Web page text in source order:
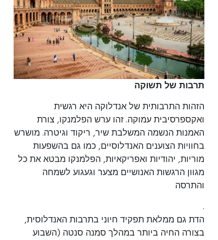
תרבות של תשוקה
הזהות התרבותית של אנדלוקה היא רגשית
ואקספרסיבית עמוקה. זהו ערש הפלמנקו, צורת
האמנות הנשמה המשלבת שיר, ריקוד וגיטרה. מושרש
בחוויות הצוענים האנדלוסיים, כמו גם בהשפעות
מוריות, יהודיות ואפריקאיות, הפלמנקו מבטא את כל
מגוון הרגשות האנושיים מצער וגעגוע לשמחה
והתרסה
.
הדת גם ממלאת תפקיד חיוני בתרבות האנדלוסית,
בצורה החיה ביותר במהלך סמנה סנטה (השבוע